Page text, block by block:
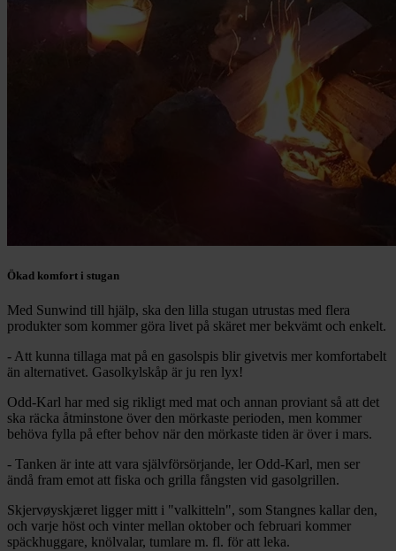
Ökad komfort i stugan
Med Sunwind till hjälp, ska den lilla stugan utrustas med flera
produkter som kommer göra livet på skäret mer bekvämt och enkelt.
- Att kunna tillaga mat på en gasolspis blir givetvis mer komfortabelt
än alternativet. Gasolkylskåp är ju ren lyx!
Odd-Karl har med sig rikligt med mat och annan proviant så att det
ska räcka åtminstone över den mörkaste perioden, men kommer
behöva fylla på efter behov när den mörkaste tiden är över i mars.
- Tanken är inte att vara självförsörjande, ler Odd-Karl, men ser
ändå fram emot att fiska och grilla fångsten vid gasolgrillen.
Skjervøyskjæret ligger mitt i "valkitteln", som Stangnes kallar den,
och varje höst och vinter mellan oktober och februari kommer
späckhuggare, knölvalar, tumlare m. fl. för att leka.